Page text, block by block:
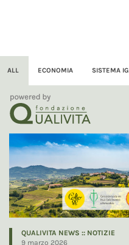
ALL ECONOMIA SISTEMA IG
QUALIVITA NEWS :: NOTIZIE
9 marzo 2026